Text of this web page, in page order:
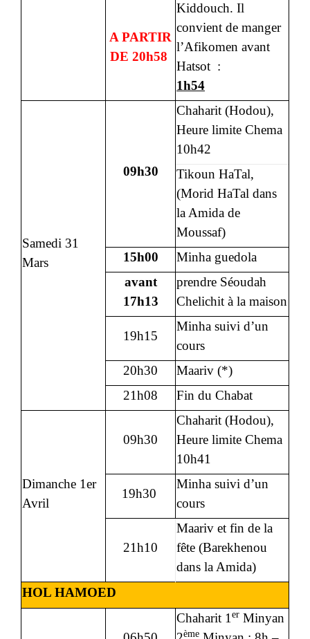
A PARTIR
DE 20h58
Kiddouch. Il
convient de manger
l’Afikomen avant
Hatsot :
1h54
Samedi 31
Mars
09h30
Chaharit (Hodou),
Heure limite Chema
10h42
Tikoun HaTal,
(Morid HaTal dans
la Amida de
Moussaf)
15h00
Minha guedola
avant
17h13
prendre Séoudah
Chelichit à la maison
19h15
Minha suivi d’un
cours
20h30
Maariv (*)
21h08
Fin du Chabat
Dimanche 1er
Avril
09h30
Chaharit (Hodou),
Heure limite Chema
10h41
19h30
Minha suivi d’un
cours
21h10
Maariv et fin de la
fête (Barekhenou
dans la Amida)
HOL HAMOED
Chaharit 1 er Minyan
ème